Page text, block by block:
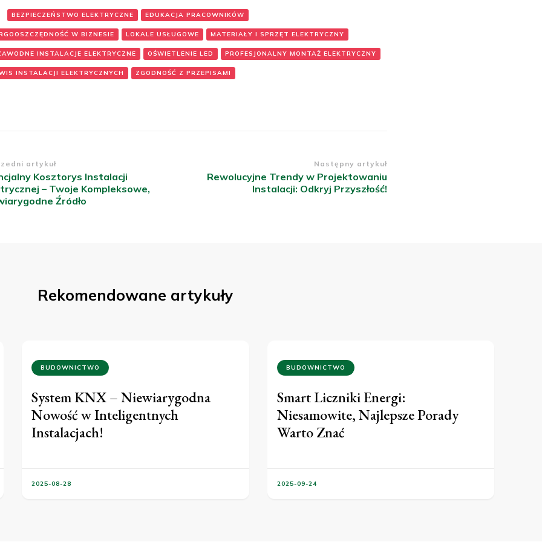
BEZPIECZEŃSTWO ELEKTRYCZNE EDUKACJA PRACOWNIKÓW
W BIZNESIE LOKALE USŁUGOWE MATERIAŁY I SPRZĘT ELEKTRYCZNY
INSTALACJE ELEKTRYCZNE OŚWIETLENIE LED PROFESJONALNY MONTAŻ ELEKTRYCZNY
INSTALACJI ELEKTRYCZNYCH ZGODNOŚĆ Z PRZEPISAMI
artykuł
Kosztorys Instalacji
– Twoje Kompleksowe,
Źródło
Następny artykuł
Rewolucyjne Trendy w Projektowaniu
Instalacji: Odkryj Przyszłość!
Rekomendowane artykuły
BUDOWNICTWO
System KNX – Niewiarygodna
Nowość w Inteligentnych
Instalacjach!
2025-08-28
BUDOWNICTWO
Smart Liczniki Energi:
Niesamowite, Najlepsze Porady
Warto Znać
2025-09-24